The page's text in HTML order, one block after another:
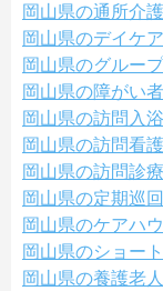
岡山県の通所介
岡山県のデイケ
岡山県のグルー
岡山県の障がい
岡山県の訪問入
岡山県の訪問看
岡山県の訪問診
岡山県の定期巡
岡山県のケアハ
岡山県のショー
岡山県の養護老